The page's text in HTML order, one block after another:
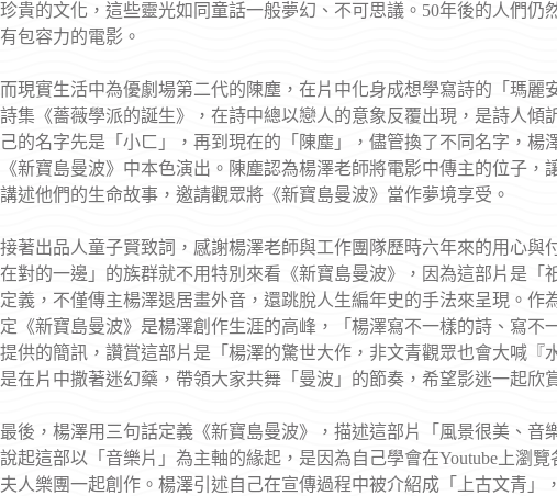
珍貴的文化，這些靈光如同童話一般夢幻、不可思議。50年後的人們仍
有包容力的電影。
而現實生活中為優劇場第二代的陳塵，在片中化身成想學寫詩的「瑪麗
詩集《薔薇學派的誕生》，在詩中總以戀人的意象反覆出現，是詩人傾
己的名字先是「小ㄈ」，再到現在的「陳塵」，儘管換了不同名字，楊
《新寶島曼波》中本色演出。陳塵認為楊澤老師將電影中傳主的位子
講述他們的生命故事，邀請觀眾將《新寶島曼波》當作夢境享受。
接著出品人童子賢致詞，感謝楊澤老師與工作團隊歷時六年來的用心與
在對的一邊」的族群就不用特別來看《新寶島曼波》，因為這部片是「
定義，不僅傳主楊澤退居畫外音，還跳脫人生編年史的手法來呈現。作
定《新寶島曼波》是楊澤創作生涯的高峰，「楊澤寫不一樣的詩、寫不
提供的簡訊，讚賞這部片是「楊澤的驚世大作，非文青觀眾也會大喊『
是在片中撒著迷幻藥，帶領大家共舞「曼波」的節奏，希望影迷一起欣
最後，楊澤用三句話定義《新寶島曼波》，描述這部片「風景很美、音
說起這部以「音樂片」為主軸的緣起，是因為自己學會在Youtube上瀏
夫人樂團一起創作。楊澤引述自己在宣傳過程中被介紹成「上古文青」